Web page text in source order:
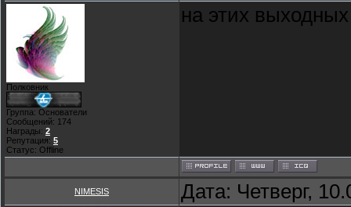
Полковник
Группа: Основатели
Сообщений: 174
Награды: 2
Репутация: 5
Статус: Offline
на этих
NIMESIS Дата: Четверг,